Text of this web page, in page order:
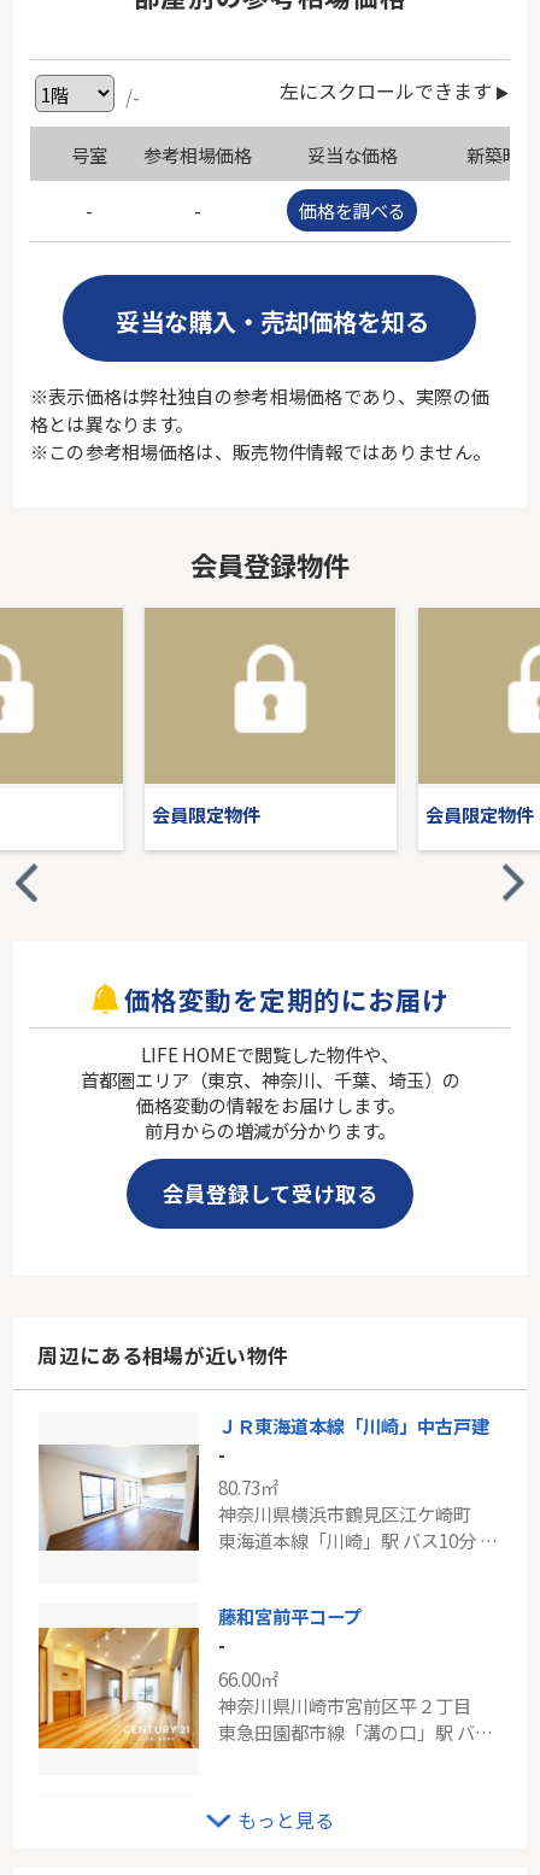
/- 左にスクロールできます
号室 参考相場価格 妥当な価格 新築時
- - 価格を調べる
妥当な購入・売却価格を知る
※表示価格は弊社独自の参考相場価格であり、実際の価
格とは異なります。
※この参考相場価格は、販売物件情報ではありません。
会員登録物件
会員限定物件 会員限定物件
価格変動を定期的にお届け
LIFE HOMEで閲覧した物件や、
首都圏エリア（東京、神奈川、千葉、埼玉）の
価格変動の情報をお届けします。
前月からの増減が分かります。
会員登録して受け取る
周辺にある相場が近い物件
ＪＲ東海道本線「川崎」中古戸建
-
80.73㎡
神奈川県横浜市鶴見区江ケ崎町
東海道本線「川崎」駅 バス10分 「江ヶ崎」 停歩5分
藤和宮前平コープ
-
66.00㎡
神奈川県川崎市宮前区平２丁目
東急田園都市線「溝の口」駅 バス12分 「堰下」 停歩5分
ＪＲ東海道本線「川崎」新築分譲
-
もっと見る